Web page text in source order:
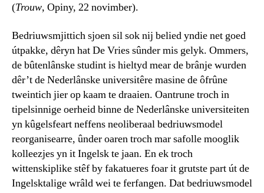
(Trouw, Opiny, 22 novimber).
Bedriuwsmjittich sjoen sil sok nij belied yndie net goed
útpakke, dêryn hat De Vries sûnder mis gelyk. Ommers,
de bûtenlânske studint is hieltyd mear de brânje wurden
dêr’t de Nederlânske universitêre masine de ôfrûne
tweintich jier op kaam te draaien. Oantrune troch in
tipelsinnige oerheid binne de Nederlânske universiteiten
yn kûgelsfeart neffens neoliberaal bedriuwsmodel
reorganisearre, ûnder oaren troch mar safolle mooglik
kolleezjes yn it Ingelsk te jaan. En ek troch
wittenskiplike stêf by fakatueres foar it grutste part út de
Ingelsktalige wrâld wei te ferfangen. Dat bedriuwsmodel